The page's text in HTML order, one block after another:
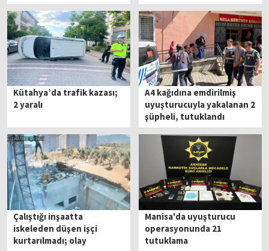
Kütahya’da trafik kazası;
2 yaralı
A4 kağıdına emdirilmiş
uyuşturucuyla yakalanan 2
şüpheli, tutuklandı
Çalıştığı inşaatta
iskeleden düşen işçi
kurtarılmadı; olay
Manisa'da uyuşturucu
operasyonunda 21
tutuklama